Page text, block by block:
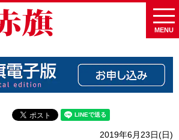
MENU
2019年6月23日(日)